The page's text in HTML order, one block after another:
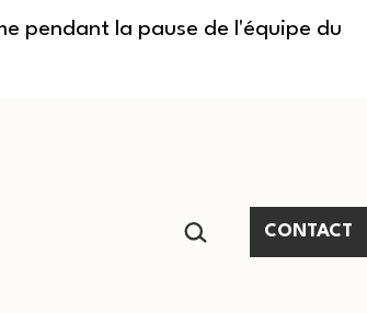
pendant la pause de l'équipe du
RECHERCHER…
CONTACT